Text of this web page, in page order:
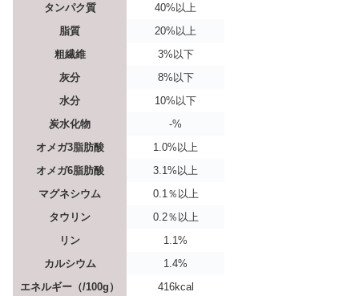
タンパク質
40%以上
脂質
20%以上
粗繊維
3%以下
灰分
8%以下
水分
10%以下
炭水化物
-%
オメガ3脂肪酸
1.0%以上
オメガ6脂肪酸
3.1%以上
マグネシウム
0.1％以上
タウリン
0.2％以上
リン
1.1%
カルシウム
1.4%
エネルギー（/100g）
416kcal